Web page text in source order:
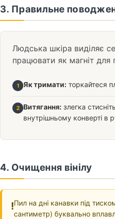
3. Правильне
Людська шкіра виділяє
працювати як магніт
1 Як тримати: торкайтеся
2 Витягання: злегка
внутрішньому конверті в
4. Очищення вінілу
!Пил на дні канавки під
сантиметр) буквально